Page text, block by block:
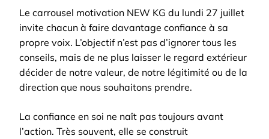
Le carrousel motivation NEW KG du lundi 27 juillet
invite chacun à faire davantage confiance à sa
propre voix. L’objectif n’est pas d’ignorer tous les
conseils, mais de ne plus laisser le regard extérieur
décider de notre valeur, de notre légitimité ou de la
direction que nous souhaitons prendre.
La confiance en soi ne naît pas toujours avant
l’action. Très souvent, elle se construit